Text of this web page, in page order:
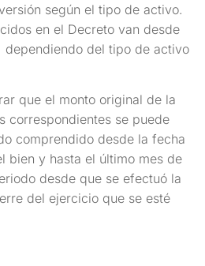
según el tipo de activo.
en el Decreto van desde
dependiendo del tipo de activo
que el monto original de la
correspondientes se puede
comprendido desde la fecha
bien y hasta el último mes de
desde que se efectuó la
del ejercicio que se esté